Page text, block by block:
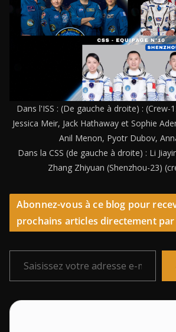
Dans l'ISS : (De gauche à droite) : (Crew-
Jessica Meir, Jack Hathaway et Sophie
Anil Menon, Pyotr Dubov,
Dans la CSS (de gauche à droite) : Li
Zhang Zhiyuan (Shenzhou-23)
Abonnez-vous à ce blog pour
prochains articles directement
Saisissez votre adresse e-mail…